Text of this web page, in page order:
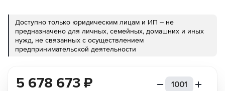
Доступно только юридическим лицам и ИП – не
предназначено для личных, семейных, домашних и иных
нужд, не связанных с осуществлением
предпринимательской деятельности
5 678 673 ₽